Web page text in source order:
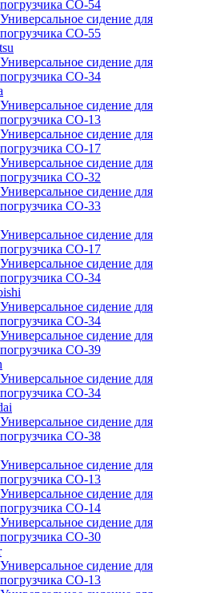
погрузчика CO-54
Универсальное сидение для
погрузчика CO-55
Универсальное сидение для
погрузчика CO-34
Универсальное сидение для
погрузчика CO-13
Универсальное сидение для
погрузчика CO-17
Универсальное сидение для
погрузчика CO-32
Универсальное сидение для
погрузчика CO-33
Универсальное сидение для
погрузчика CO-17
Универсальное сидение для
погрузчика CO-34
Универсальное сидение для
погрузчика CO-34
Универсальное сидение для
погрузчика CO-39
Универсальное сидение для
погрузчика CO-34
Универсальное сидение для
погрузчика CO-38
Универсальное сидение для
погрузчика CO-13
Универсальное сидение для
погрузчика CO-14
Универсальное сидение для
погрузчика CO-30
Универсальное сидение для
погрузчика CO-13